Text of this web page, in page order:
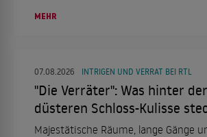
MEHR
07.08.2026 INTRIGEN UND VERRAT BEI RTL
"Die Verräter": Was hinter der
düsteren Schloss-Kulisse
Majestätische Räume, lange Gänge